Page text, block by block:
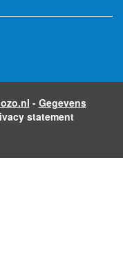
- Gegevens
statement